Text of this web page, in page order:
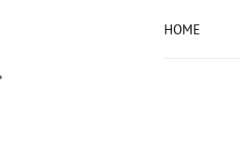
HOME